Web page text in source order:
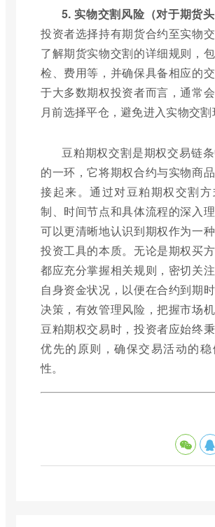
5. 实物交割风险（对于期货头
投资者选择持有期货合约至实物
了解期货实物交割的详细规则，
检、费用等，并确保具备相应的
于大多数期权投资者而言，通常
月前选择平仓，避免进入实物交割
豆粕期权交割是期权交易链
的一环，它将期权合约与实物商
接起来。通过对豆粕期权交割
制、时间节点和具体流程的深入
可以更清晰地认识到期权作为一
投资工具的本质。无论是期权买
都应充分掌握相关规则，密切关
自身资金状况，以便在合约到期
决策，有效管理风险，把握市场
豆粕期权交易时，投资者应始终
优先的原则，确保交易活动的
性。